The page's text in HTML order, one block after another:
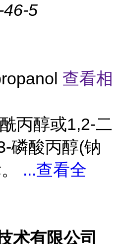
5
查看相
丙醇或1,2-二
磷酸丙醇(钠
...查看全
术有限公司